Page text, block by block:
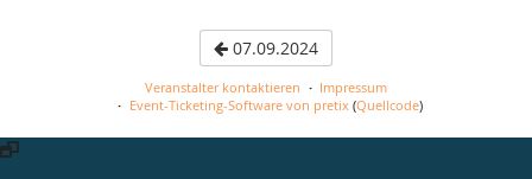
07.09.2024
Veranstalter kontaktieren
Impressum
Event-Ticketing-Software von pretix(Quellcode)